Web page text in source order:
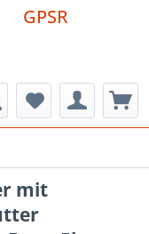
GPSR
mit